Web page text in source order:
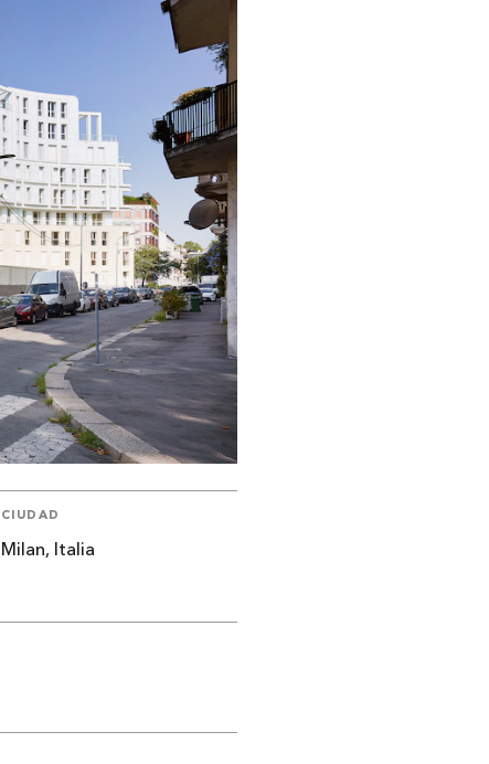
CIUDAD
Milan, Italia